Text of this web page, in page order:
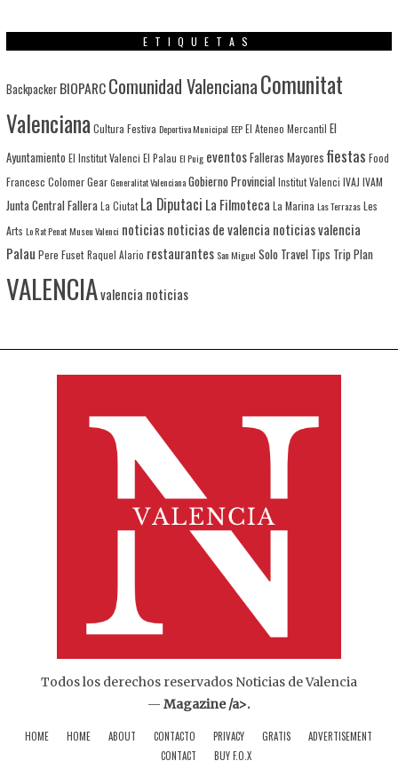
ETIQUETAS
Backpacker BIOPARCComunidad ValencianaComunitat
Valenciana Cultura Festiva Deportiva Municipal EEP El Ateneo Mercantil El
Ayuntamiento El Institut Valenci El Palau El Puig eventosFalleras Mayoresfiestas Food
Francesc ColomerGear Generalitat Valenciana Gobierno Provincial Institut Valenci IVAJ IVAM
Junta Central Fallera La Ciutat La Diputaci La Filmoteca La Marina Las Terrazas Les
Arts Lo Rat Penat Museu Valenci noticiasnoticias de valencia noticias valencia
Palau Pere Fuset Raquel Alario restaurantes San Miguel Solo Travel Tips Trip Plan
VALENCIAvalencia noticias
Todos los derechos reservados Noticias de Valencia
—Magazine /a>.
HOME HOME ABOUT CONTACTO PRIVACY GRATIS
ADVERTISEMENT
CONTACT
BUY F.O.X